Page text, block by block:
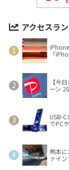
アクセスラ
「
【今
ーン
USB-
でPC
熊本
ァイン